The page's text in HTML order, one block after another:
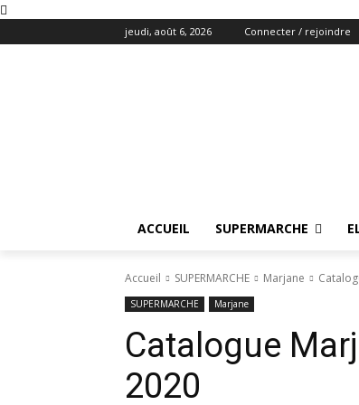
jeudi, août 6, 2026 Connecter / rejoindre
ACCUEIL SUPERMARCHE
Accueil SUPERMARCHE Marjane
SUPERMARCHE Marjane
Catalogue
2020